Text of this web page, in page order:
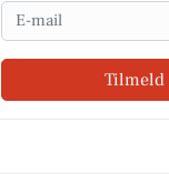
Email
Tilmeld